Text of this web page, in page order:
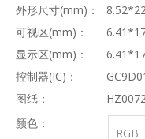
外形尺寸(mm)：
可视区(mm)：
显示区(mm)：
控制器(IC)：
图纸：
颜色：
RGB